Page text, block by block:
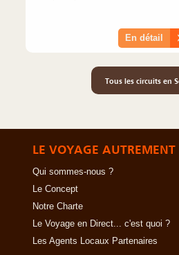
En détail
Tous les circuits en
LE VOYAGE AUTREMENT
Qui sommes-nous ?
Le Concept
Notre Charte
Le Voyage en Direct... c'est quoi ?
Les Agents Locaux Partenaires